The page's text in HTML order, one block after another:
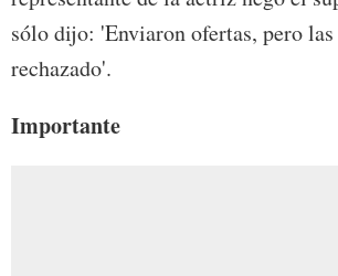
sólo dijo: 'Enviaron ofertas, pero las
rechazado'.
Importante